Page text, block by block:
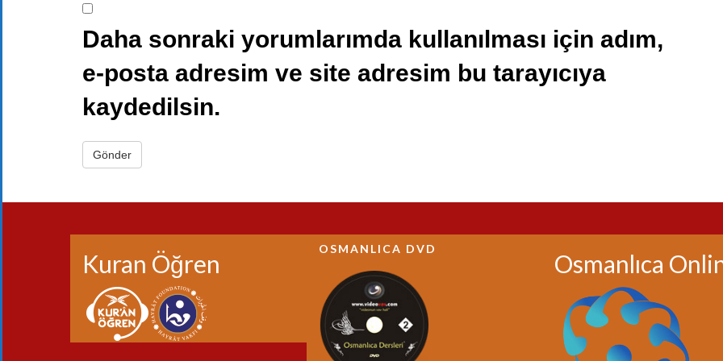
Daha sonraki yorumlarımda kullanılması için adım,
e-posta adresim ve site adresim bu tarayıcıya
kaydedilsin.
Kuran Öğren
OSMANLICA DVD
Osmanlıca